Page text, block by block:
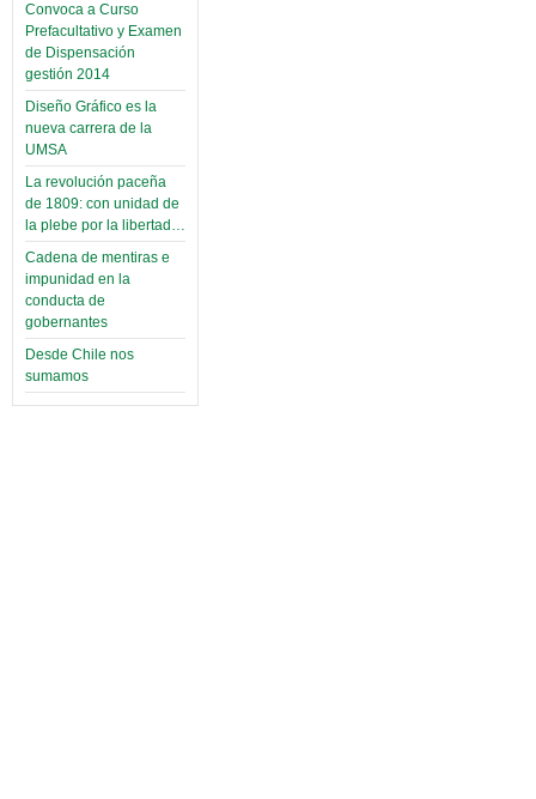
Convoca a Curso
Prefacultativo y Examen
de Dispensación
gestión 2014
Diseño Gráfico es la
nueva carrera de la
UMSA
La revolución paceña
de 1809: con unidad de
la plebe por la libertad…
Cadena de mentiras e
impunidad en la
conducta de
gobernantes
Desde Chile nos
sumamos